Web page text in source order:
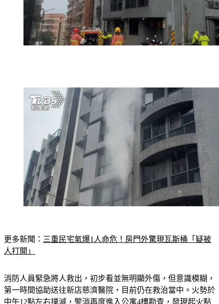
更多新聞： 三重民宅氣爆1人命危！房門外驚現瓦斯桶「疑被
人打開」
消防人員緊急將人救出，初步看並無明顯外傷，但意識模糊，
第一時間協助送往新店慈濟醫院，目前仍在救治當中。火勢於
中午12點左右撲滅，警消再度進入公寓4樓勘查，發現起火點